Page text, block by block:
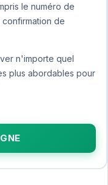
le numéro de
de
n'importe quel
plus abordables pour